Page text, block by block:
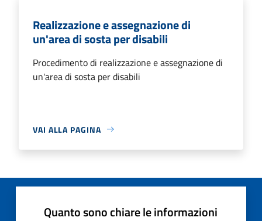
Realizzazione e assegnazione di
un'area di sosta per disabili
Procedimento di realizzazione e assegnazione di
un'area di sosta per disabili
VAI ALLA PAGINA
Quanto sono chiare le informazioni